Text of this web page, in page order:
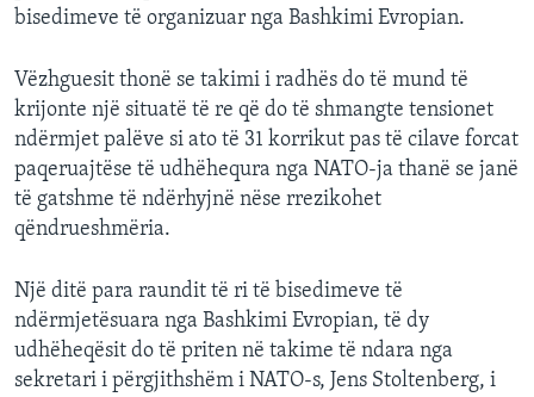
bisedimeve të organizuar nga Bashkimi Evropian.
Vëzhguesit thonë se takimi i radhës do të mund të
krijonte një situatë të re që do të shmangte tensionet
ndërmjet palëve si ato të 31 korrikut pas të cilave forcat
paqeruajtëse të udhëhequra nga NATO-ja thanë se janë
të gatshme të ndërhyjnë nëse rrezikohet
qëndrueshmëria.
Një ditë para raundit të ri të bisedimeve të
ndërmjetësuara nga Bashkimi Evropian, të dy
udhëheqësit do të priten në takime të ndara nga
sekretari i përgjithshëm i NATO-s, Jens Stoltenberg, i